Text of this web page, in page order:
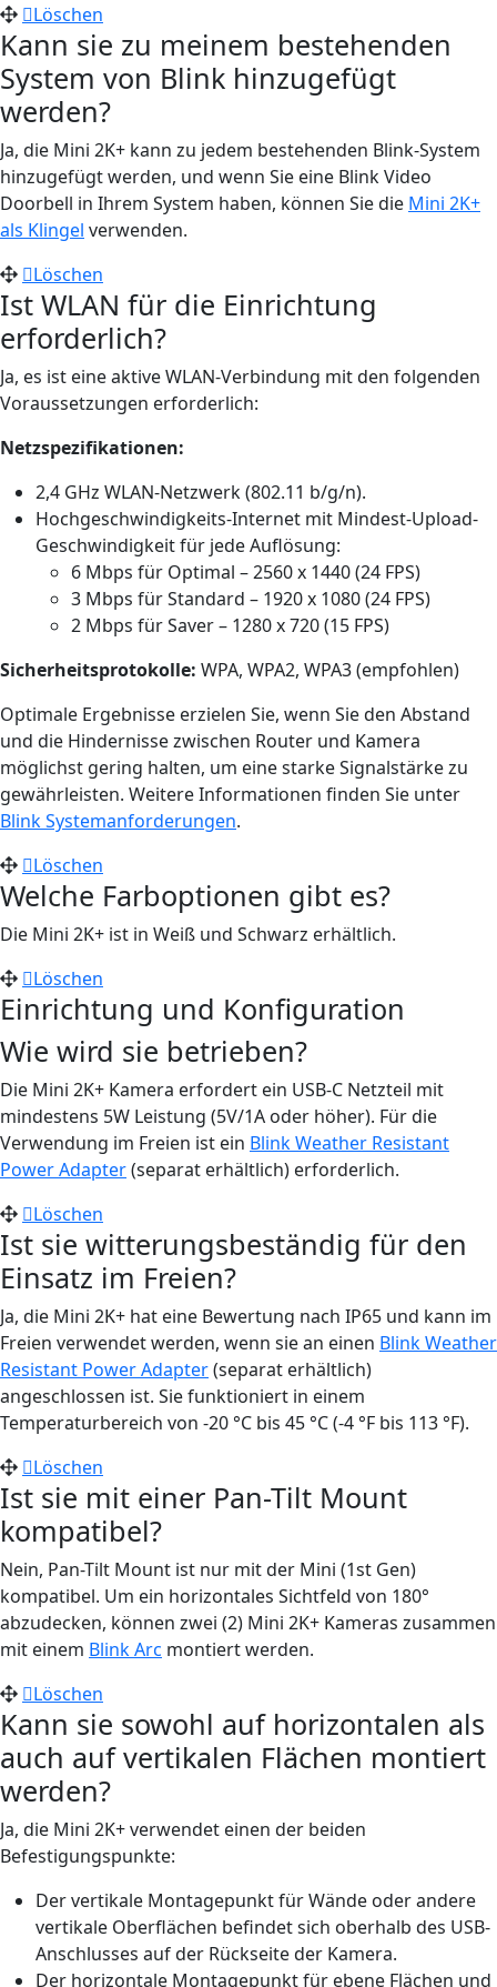
Löschen
Kann sie zu meinem bestehenden
System von Blink hinzugefügt
werden?
Ja, die Mini 2K+ kann zu jedem bestehenden Blink-System
hinzugefügt werden, und wenn Sie eine Blink Video
Doorbell in Ihrem System haben, können Sie die Mini 2K+
als Klingel verwenden.
Löschen
Ist WLAN für die Einrichtung
erforderlich?
Ja, es ist eine aktive WLAN-Verbindung mit den folgenden
Voraussetzungen erforderlich:
Netzspezifikationen:
2,4 GHz WLAN-Netzwerk (802.11 b/g/n).
Hochgeschwindigkeits-Internet mit Mindest-Upload-
Geschwindigkeit für jede Auflösung:
6 Mbps für Optimal – 2560 x 1440 (24 FPS)
3 Mbps für Standard – 1920 x 1080 (24 FPS)
2 Mbps für Saver – 1280 x 720 (15 FPS)
Sicherheitsprotokolle: WPA, WPA2, WPA3 (empfohlen)
Optimale Ergebnisse erzielen Sie, wenn Sie den Abstand
und die Hindernisse zwischen Router und Kamera
möglichst gering halten, um eine starke Signalstärke zu
gewährleisten. Weitere Informationen finden Sie unter
Blink Systemanforderungen.
Löschen
Welche Farboptionen gibt es?
Die Mini 2K+ ist in Weiß und Schwarz erhältlich.
Löschen
Einrichtung und Konfiguration
Wie wird sie betrieben?
Die Mini 2K+ Kamera erfordert ein USB-C Netzteil mit
mindestens 5W Leistung (5V/1A oder höher). Für die
Verwendung im Freien ist ein Blink Weather Resistant
Power Adapter(separat erhältlich) erforderlich.
Löschen
Ist sie witterungsbeständig für den
Einsatz im Freien?
Ja, die Mini 2K+ hat eine Bewertung nach IP65 und kann im
Freien verwendet werden, wenn sie an einen Blink Weather
Resistant Power Adapter(separat erhältlich)
angeschlossen ist. Sie funktioniert in einem
Temperaturbereich von -20 °C bis 45 °C (-4 °F bis 113 °F).
Löschen
Ist sie mit einer Pan-Tilt Mount
kompatibel?
Nein, Pan-Tilt Mount ist nur mit der Mini (1st Gen)
kompatibel. Um ein horizontales Sichtfeld von 180°
abzudecken, können zwei (2) Mini 2K+ Kameras zusammen
mit einem Blink Arc montiert werden.
Löschen
Kann sie sowohl auf horizontalen als
auch auf vertikalen Flächen montiert
werden?
Ja, die Mini 2K+ verwendet einen der beiden
Befestigungspunkte:
Der vertikale Montagepunkt für Wände oder andere
vertikale Oberflächen befindet sich oberhalb des USB-
Anschlusses auf der Rückseite der Kamera.
Der horizontale Montagepunkt für ebene Flächen und